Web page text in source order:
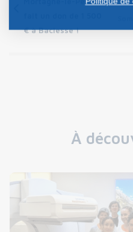
€ à Baclesse !
À